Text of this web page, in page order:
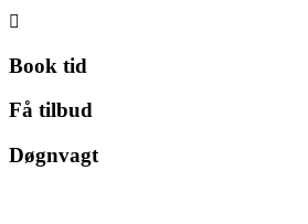

Book tid
Få tilbud
Døgnvagt